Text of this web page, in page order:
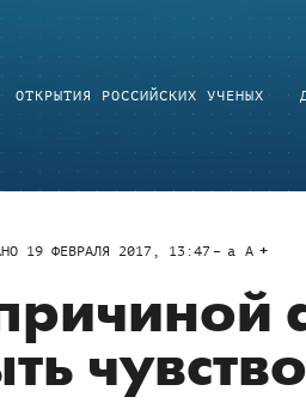
ОТКРЫТИЯ РОССИЙСКИХ УЧЕНЫХ
19 ФЕВРАЛЯ 2017, 13:47 a A